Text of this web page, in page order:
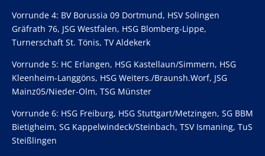
Vorrunde 4: BV Borussia 09 Dortmund, HSV Solingen
Gräfrath 76, JSG Westfalen, HSG Blomberg-Lippe,
Turnerschaft St. Tönis, TV Aldekerk
Vorrunde 5: HC Erlangen, HSG Kastellaun/Simmern, HSG
Kleenheim-Langgöns, HSG Weiters./Braunsh.Worf, JSG
Mainz05/Nieder-Olm, TSG Münster
Vorrunde 6: HSG Freiburg, HSG Stuttgart/Metzingen, SG BBM
Bietigheim, SG Kappelwindeck/Steinbach, TSV Ismaning, TuS
Steißlingen